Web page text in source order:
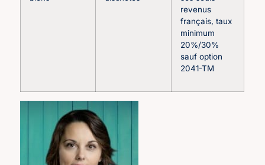
revenus
français, taux
minimum
20%/30%
sauf option
2041-TM